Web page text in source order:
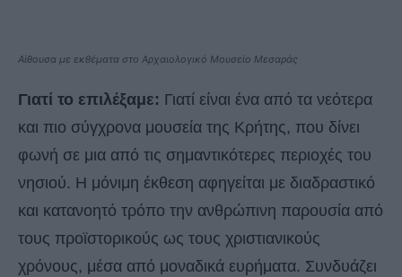
Αίθουσα με εκθέματα στο Αρχαιολογικό Μουσείο Μεσαράς
Γιατί το επιλέξαμε: Γιατί είναι ένα από τα νεότερα
και πιο σύγχρονα μουσεία της Κρήτης, που δίνει
φωνή σε μια από τις σημαντικότερες περιοχές του
νησιού. Η μόνιμη έκθεση αφηγείται με διαδραστικό
και κατανοητό τρόπο την ανθρώπινη παρουσία από
τους προϊστορικούς ως τους χριστιανικούς
χρόνους, μέσα από μοναδικά ευρήματα. Συνδυάζει